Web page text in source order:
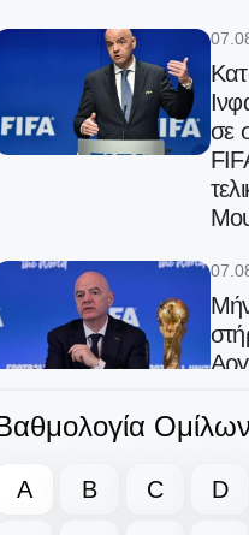
σε
Ομίλων
A B C D